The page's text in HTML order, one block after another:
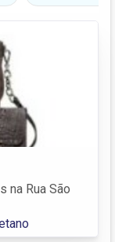
na Rua São